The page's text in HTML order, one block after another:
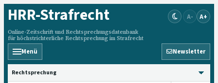
HRR-Strafrecht
Online-Zeitschrift und Rechtsprechungsdatenbank
für höchstrichterliche Rechtsprechung im Strafrecht
A- A+
Menü Newsletter
HRRS durchsuchen